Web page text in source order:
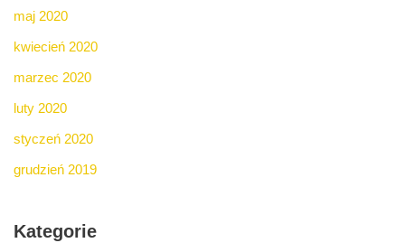
maj 2020
kwiecień 2020
marzec 2020
luty 2020
styczeń 2020
grudzień 2019
Kategorie